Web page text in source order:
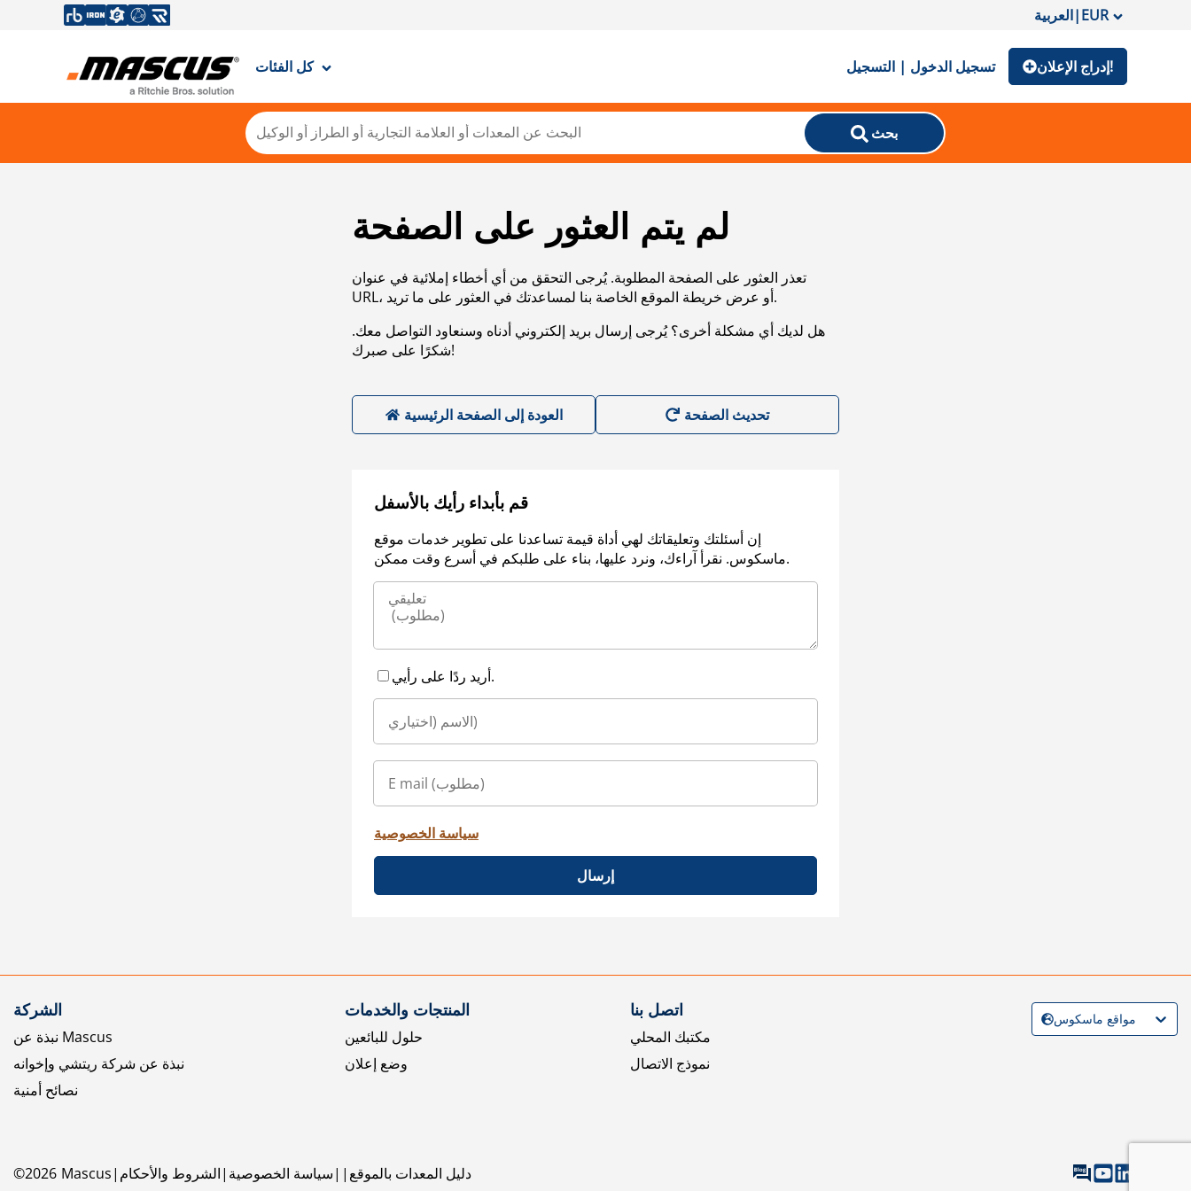
العربية|EUR
كل الفئات تسجيل الدخول | التسجيل إدراج الإعلان!
بحث
لم يتم العثور على الصفحة
تعذر العثور على الصفحة المطلوبة. يُرجى التحقق من أي أخطاء إملائية في عنوان
URL، أو عرض خريطة الموقع الخاصة بنا لمساعدتك في العثور على ما تريد.
هل لديك أي مشكلة أخرى؟ يُرجى إرسال بريد إلكتروني أدناه وسنعاود التواصل معك.
شكرًا على صبرك!
العودة إلى الصفحة الرئيسية
قم بأبداء رأيك بالأسفل
إن أسئلتك وتعليقاتك لهي أداة قيمة تساعدنا على تطوير خدمات موقع
ماسكوس. نقرأ آراءك، ونرد عليها، بناء على طلبكم في أسرع وقت ممكن.
أريد ردًا على رأيي.
سياسة الخصوصية
إرسال
الشركة
نبذة عن Mascus
نبذة عن شركة ريتشي وإخوانه
نصائح أمنية
المنتجات والخدمات
حلول للبائعين
وضع إعلان
اتصل بنا
مكتبك المحلي
نموذج الاتصال
©2026 Mascus الشروط والأحكام سياسة الخصوصية دليل المعدات بالموقع
مواقع ماسكوس